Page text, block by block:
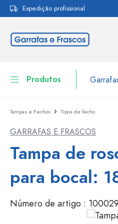
Saltar para a
Expedição profissional
Produtos
Garrafas
Recipiente de armazenamento
Louça de mesa
Embalagens cosméticas
Tampas e Fechos Tipos de fecho
GARRAFAS E FRASCOS
Tampa de
para bocal:
Número de artigo :